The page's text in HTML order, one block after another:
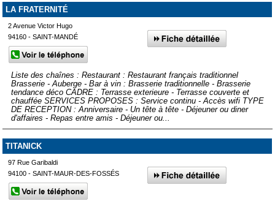
LA FRATERNITÉ
2 Avenue Victor Hugo
94160 - SAINT-MANDÉ
Liste des chaînes : Restaurant : Restaurant français traditionnel
Brasserie - Auberge - Bar à vin : Brasserie traditionnelle - Brasserie
tendance déco CADRE : Terrasse exterieure - Terrasse couverte et
chauffée SERVICES PROPOSES : Service continu - Accès wifi TYPE
DE RECEPTION : Anniversaire - Un tête à tête - Déjeuner ou diner
d'affaires - Repas entre amis - Déjeuner ou...
TITANICK
97 Rue Garibaldi
94100 - SAINT-MAUR-DES-FOSSÉS